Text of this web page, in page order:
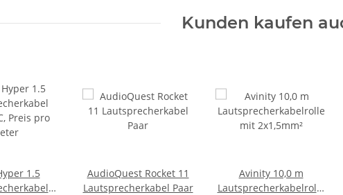
Kunden kaufen
1.5
AudioQuest Rocket 11
Lautsprecherkabel Paar
Avinity 10,0 m
Lautsprecherkabelrolle